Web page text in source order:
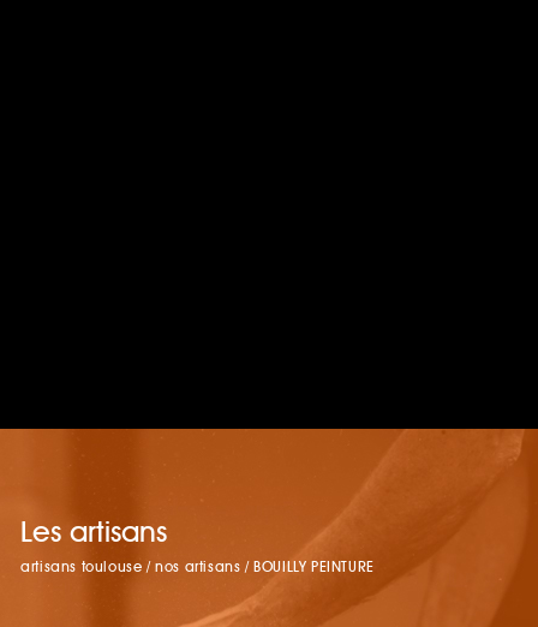
Les artisans
artisans toulouse /nos artisans / BOUILLY PEINTURE